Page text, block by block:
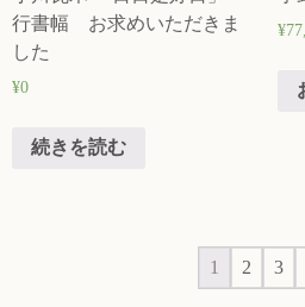
行書幅 お求めいただきま
した
¥0
続きを読む
¥
1 2 3